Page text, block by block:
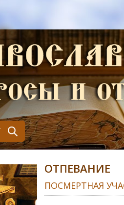
ОТПЕВАНИЕ
ПОСМЕРТНАЯ